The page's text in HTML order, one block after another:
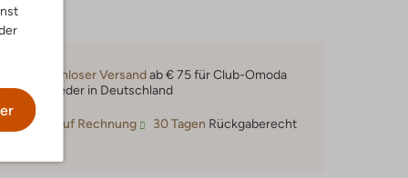
Kostenloser Versandab € 75 für Club-Omoda
Mitglieder in Deutschland
Kauf auf Rechnung 30 Tagen Rückgaberecht